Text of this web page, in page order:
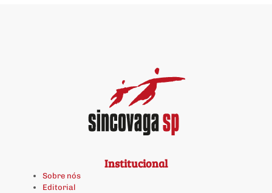
Institucional
Sobre nós
Editorial